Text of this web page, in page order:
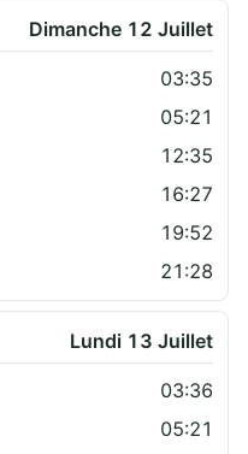
Dimanche 12 Juillet
03:35
05:21
12:35
16:27
19:52
21:28
Lundi 13 Juillet
03:36
05:21